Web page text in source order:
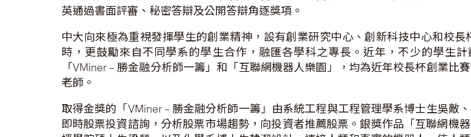
英通過書面評審、秘密答辯及公開答辯角逐獎項。
中大向來極為重視發揮學生的創業精神，設有創業研究中心、創新科技中心和校
時，更鼓勵來自不同學系的學生合作，融匯各學科之專長。近年，不少的學生
「VMiner – 勝金融分析師一籌」和「互聯網機器人樂園」，均為近年校長杯創業
老師。
取得金獎的「VMiner – 勝金融分析師一籌」由系統工程與工程管理學系博士生吳敵
即時股票投資諮詢，分析股票市場趨勢，向投資者推薦股票。銀獎作品「互聯網機